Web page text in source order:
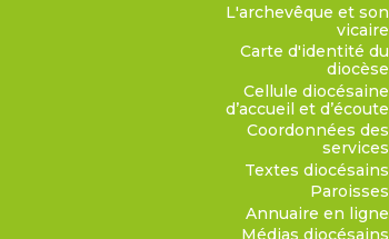
L'archevêque et son
vicaire
Carte d'identité du
diocèse
Cellule diocésaine
d’accueil et d’écoute
Coordonnées des
services
Textes diocésains
Paroisses
Annuaire en ligne
Médias diocésains